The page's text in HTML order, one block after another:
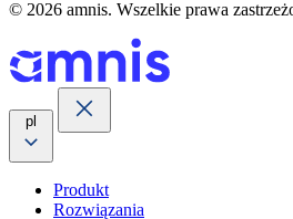
© 2026 amnis. Wszelkie prawa
pl
Produkt
Rozwiązania